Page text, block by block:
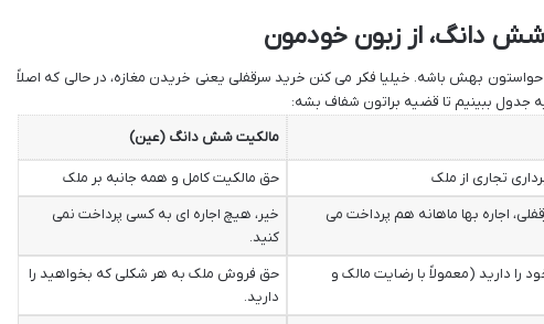
دانگ، از زبون خودمون
بهش باشه. خیلیا فکر می کنن خرید سرقفلی یعنی خریدن مغازه، در حالی که اصلاً
جدول ببینیم تا قضیه براتون شفاف بشه:
مالکیت شش دانگ (عین)
تجاری از ملک حق مالکیت کامل و همه جانبه بر ملک
اجاره بها ماهانه هم پرداخت می
خیر، هیچ اجاره ای به کسی پرداخت نمی
کنید.
دارید (معمولاً با رضایت مالک و
حق فروش ملک به هر شکلی که بخواهید را
دارید.